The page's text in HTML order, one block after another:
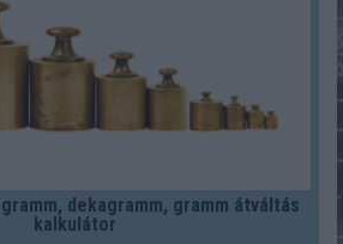
dekagramm, gramm átváltás
kalkulátor